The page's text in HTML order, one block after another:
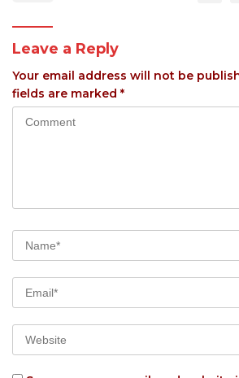
Leave a Reply
Your email address will not be
fields are marked *